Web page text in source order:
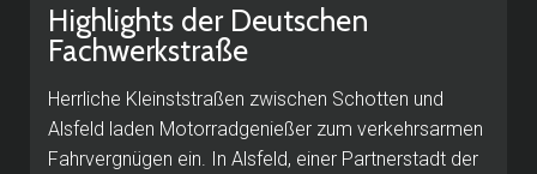
Highlights der Deutschen
Fachwerkstraße
Herrliche Kleinststraßen zwischen Schotten und
Alsfeld laden Motorradgenießer zum verkehrsarmen
Fahrvergnügen ein. In Alsfeld, einer Partnerstadt der